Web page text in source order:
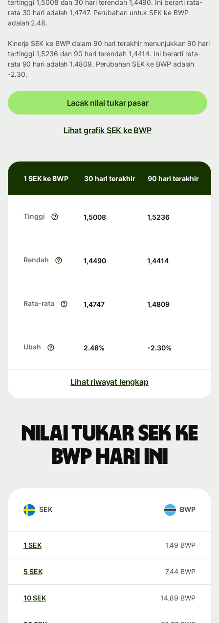
tertinggi 1,5008 dan 30 hari terendah 1,4490. Ini berarti rata-
rata 30 hari adalah 1,4747. Perubahan untuk SEK ke BWP
adalah 2.48.
Kinerja SEK ke BWP dalam 90 hari terakhir menunjukkan 90 hari
tertinggi 1,5236 dan 90 hari terendah 1,4414. Ini berarti rata-
rata 90 hari adalah 1,4809. Perubahan SEK ke BWP adalah
-2.30.
Lacak nilai tukar pasar
Lihat grafik SEK ke BWP
1 SEK ke BWP 30 hari terakhir 90 hari terakhir
Tinggi 1,5008 1,5236
Rendah 1,4490 1,4414
Rata-rata 1,4747 1,4809
Ubah 2.48% -2.30%
Lihat riwayat lengkap
Nilai tukar SEK ke
BWP hari ini
SEK BWP
1 SEK 1,49 BWP
5 SEK 7,44 BWP
10SEK 14,89 BWP